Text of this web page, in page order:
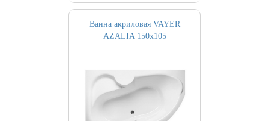
Ванна акриловая VAYER
AZALIA 150х105